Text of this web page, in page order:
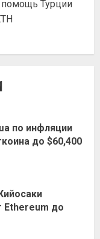
помощь Турции
по инфляции
до $60,400
Ethereum до